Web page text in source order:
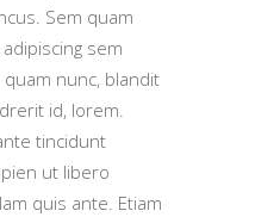
Sem quam
sem
nunc, blandit
id, lorem.
tincidunt
ut libero
quis ante. Etiam